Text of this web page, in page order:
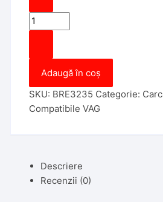
Cantitate
Carcasa
Compatibila
Polo,
2011,
Adaugă în coș
SKU: BRE3235 Categorie:
Compatibile VAG
Descriere
Recenzii (0)